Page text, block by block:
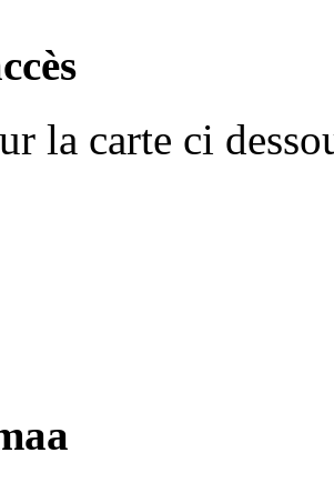
la carte ci